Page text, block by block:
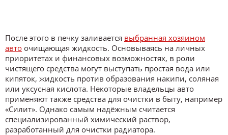
После этого в печку заливается выбранная хозяином
авто очищающая жидкость. Основываясь на личных
приоритетах и финансовых возможностях, в роли
чистящего средства могут выступать простая вода или
кипяток, жидкость против образования накипи, соляная
или уксусная кислота. Некоторые владельцы авто
применяют также средства для очистки в быту, например
«Силит». Однако самым надёжным считается
специализированный химический раствор,
разработанный для очистки радиатора.